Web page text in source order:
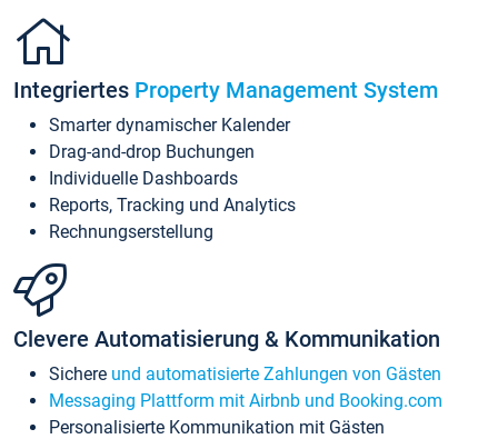
Integriertes Property Management System
Smarter dynamischer Kalender
Drag-and-drop Buchungen
Individuelle Dashboards
Reports, Tracking und Analytics
Rechnungserstellung
Clevere Automatisierung & Kommunikation
Sichere und automatisierte Zahlungen von Gästen
Messaging Plattform mit Airbnb und Booking.com
Personalisierte Kommunikation mit Gästen